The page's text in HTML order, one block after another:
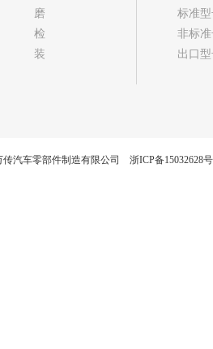
磨
检
装
标准
非标
出口
汽车零部件制造有限公司 浙ICP备15032628